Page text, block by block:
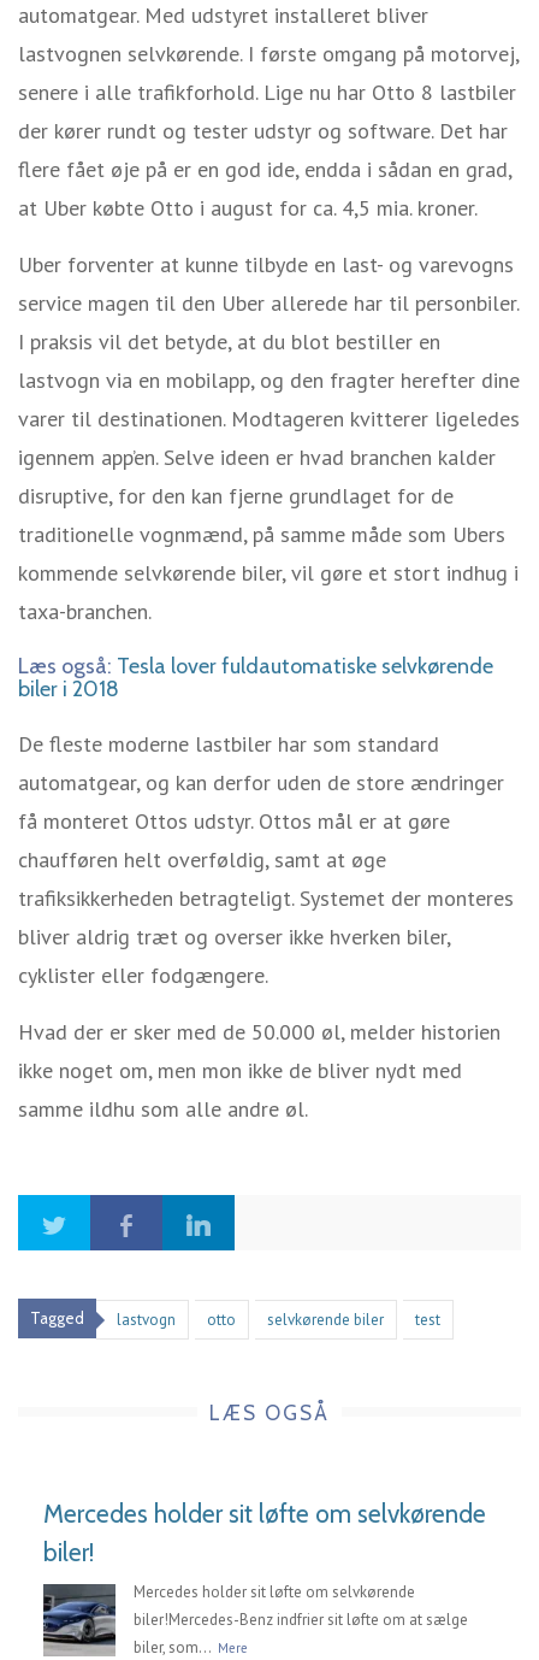
automatgear. Med udstyret installeret bliver
lastvognen selvkørende. I første omgang på motorvej,
senere i alle trafikforhold. Lige nu har Otto 8 lastbiler
der kører rundt og tester udstyr og software. Det har
flere fået øje på er en god ide, endda i sådan en grad,
at Uber købte Otto i august for ca. 4,5 mia. kroner.
Uber forventer at kunne tilbyde en last- og varevogns
service magen til den Uber allerede har til personbiler.
I praksis vil det betyde, at du blot bestiller en
lastvogn via en mobilapp, og den fragter herefter dine
varer til destinationen. Modtageren kvitterer ligeledes
igennem app’en. Selve ideen er hvad branchen kalder
disruptive, for den kan fjerne grundlaget for de
traditionelle vognmænd, på samme måde som Ubers
kommende selvkørende biler, vil gøre et stort indhug i
taxa-branchen.
Læs også: Tesla lover fuldautomatiske selvkørende
biler i 2018
De fleste moderne lastbiler har som standard
automatgear, og kan derfor uden de store ændringer
få monteret Ottos udstyr. Ottos mål er at gøre
chaufføren helt overføldig, samt at øge
trafiksikkerheden betragteligt. Systemet der monteres
bliver aldrig træt og overser ikke hverken biler,
cyklister eller fodgængere.
Hvad der er sker med de 50.000 øl, melder historien
ikke noget om, men mon ikke de bliver nydt med
samme ildhu som alle andre øl.
Tagged lastvogn otto selvkørende biler test
LÆS OGSÅ
Mercedes holder sit løfte om selvkørende
biler!
Mercedes holder sit løfte om selvkørende
biler!Mercedes-Benz indfrier sit løfte om at sælge
biler, som... Mere